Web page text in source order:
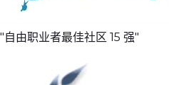
"自由职业者最佳社区 15 强"